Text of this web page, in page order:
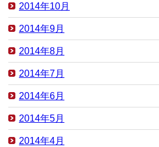
2014年10月
2014年9月
2014年8月
2014年7月
2014年6月
2014年5月
2014年4月